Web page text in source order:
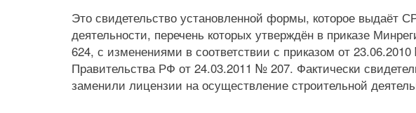
Это свидетельство установленной формы, которое выдаёт
деятельности, перечень которых утверждён в приказе
624, с изменениями в соответствии с приказом от
Правительства РФ от 24.03.2011 № 207. Фактически
заменили лицензии на осуществление строительной